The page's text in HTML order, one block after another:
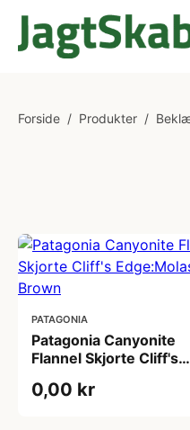
Forside / Produkter /
PATAGONIA
Patagonia Canyonite
Flannel Skjorte Cliff's
0,00 kr